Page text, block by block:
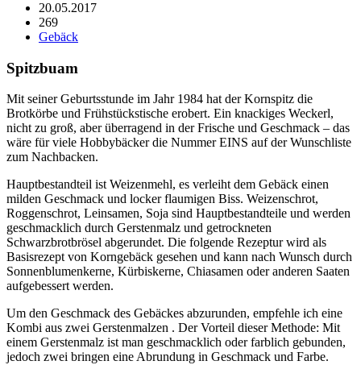
20.05.2017
269
Gebäck
Spitzbuam
Mit seiner Geburtsstunde im Jahr 1984 hat der Kornspitz die
Brotkörbe und Frühstückstische erobert. Ein knackiges Weckerl,
nicht zu groß, aber überragend in der Frische und Geschmack – das
wäre für viele Hobbybäcker die Nummer EINS auf der Wunschliste
zum Nachbacken.
Hauptbestandteil ist Weizenmehl, es verleiht dem Gebäck einen
milden Geschmack und locker flaumigen Biss. Weizenschrot,
Roggenschrot, Leinsamen, Soja sind Hauptbestandteile und werden
geschmacklich durch Gerstenmalz und getrockneten
Schwarzbrotbrösel abgerundet. Die folgende Rezeptur wird als
Basisrezept von Korngebäck gesehen und kann nach Wunsch durch
Sonnenblumenkerne, Kürbiskerne, Chiasamen oder anderen Saaten
aufgebessert werden.
Um den Geschmack des Gebäckes abzurunden, empfehle ich eine
Kombi aus zwei Gerstenmalzen . Der Vorteil dieser Methode: Mit
einem Gerstenmalz ist man geschmacklich oder farblich gebunden,
jedoch zwei bringen eine Abrundung in Geschmack und Farbe.